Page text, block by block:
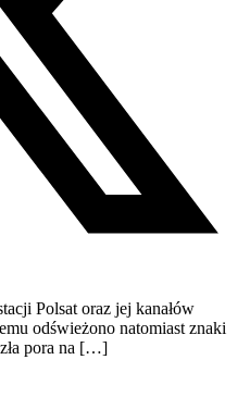
Polsat oraz jej kanałów
odświeżono natomiast znaki
pora na […]